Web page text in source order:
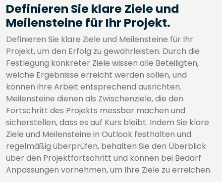
Definieren Sie klare Ziele und
Meilensteine für Ihr Projekt.
Definieren Sie klare Ziele und Meilensteine für Ihr
Projekt, um den Erfolg zu gewährleisten. Durch die
Festlegung konkreter Ziele wissen alle Beteiligten,
welche Ergebnisse erreicht werden sollen, und
können ihre Arbeit entsprechend ausrichten.
Meilensteine dienen als Zwischenziele, die den
Fortschritt des Projekts messbar machen und
sicherstellen, dass es auf Kurs bleibt. Indem Sie klare
Ziele und Meilensteine in Outlook festhalten und
regelmäßig überprüfen, behalten Sie den Überblick
über den Projektfortschritt und können bei Bedarf
Anpassungen vornehmen, um Ihre Ziele zu erreichen.